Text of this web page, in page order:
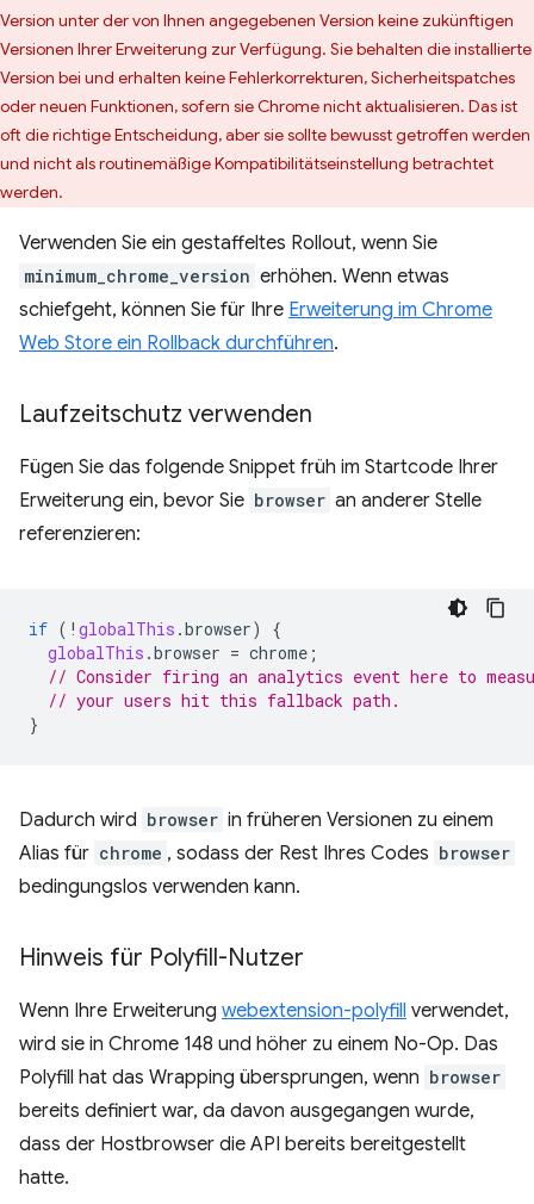
Version unter der von Ihnen angegebenen Version keine zukünftigen
Versionen Ihrer Erweiterung zur Verfügung. Sie behalten die installierte
Version bei und erhalten keine Fehlerkorrekturen, Sicherheitspatches
oder neuen Funktionen, sofern sie Chrome nicht aktualisieren. Das ist
oft die richtige Entscheidung, aber sie sollte bewusst getroffen werden
und nicht als routinemäßige Kompatibilitätseinstellung betrachtet
werden.
Verwenden Sie ein gestaffeltes Rollout, wenn Sie
minimum_chrome_version erhöhen. Wenn etwas
schiefgeht, können Sie für Ihre Erweiterung im Chrome
Web Store ein Rollback durchführen.
Laufzeitschutz verwenden
Fügen Sie das folgende Snippet früh im Startcode Ihrer
Erweiterung ein, bevor Sie browser an anderer Stelle
referenzieren:
if ( ! globalThis .browser)
{
globalThis .browser = chrome ;
// Consider firing an analytics event here to
// your users hit this fallback path.
}
Dadurch wird browser in früheren Versionen zu einem
Alias für chrome , sodass der Rest Ihres Codes browser
bedingungslos verwenden kann.
Hinweis für Polyfill-Nutzer
Wenn Ihre Erweiterung webextension-polyfill verwendet,
wird sie in Chrome 148 und höher zu einem No-Op. Das
Polyfill hat das Wrapping übersprungen, wenn browser
bereits definiert war, da davon ausgegangen wurde,
dass der Hostbrowser die API bereits bereitgestellt
hatte.